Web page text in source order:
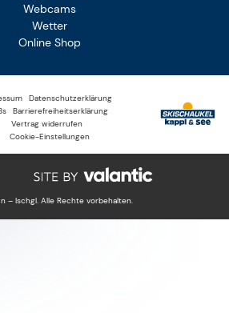
Webcams
Wetter
Online Shop
Datenschutzerklärung
Barrierefreiheitserklärung
Vertrag widerrufen
Cookie-Einstellungen
– Ischgl. Alle Rechte vorbehalten.